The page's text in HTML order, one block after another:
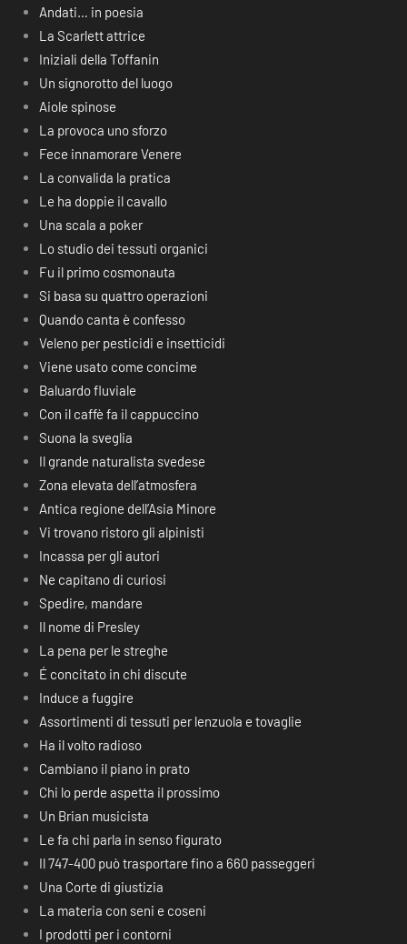
Andati… in poesia
La Scarlett attrice
Iniziali della Toffanin
Un signorotto del luogo
Aiole spinose
La provoca uno sforzo
Fece innamorare Venere
La convalida la pratica
Le ha doppie il cavallo
Una scala a poker
Lo studio dei tessuti organici
Fu il primo cosmonauta
Si basa su quattro operazioni
Quando canta è confesso
Veleno per pesticidi e insetticidi
Viene usato come concime
Baluardo fluviale
Con il caffè fa il cappuccino
Suona la sveglia
Il grande naturalista svedese
Zona elevata dell’atmosfera
Antica regione dell’Asia Minore
Vi trovano ristoro gli alpinisti
Incassa per gli autori
Ne capitano di curiosi
Spedire, mandare
Il nome di Presley
La pena per le streghe
É concitato in chi discute
Induce a fuggire
Assortimenti di tessuti per lenzuola e tovaglie
Ha il volto radioso
Cambiano il piano in prato
Chi lo perde aspetta il prossimo
Un Brian musicista
Le fa chi parla in senso figurato
Il 747-400 può trasportare fino a 660 passeggeri
Una Corte di giustizia
La materia con seni e coseni
I prodotti per i contorni